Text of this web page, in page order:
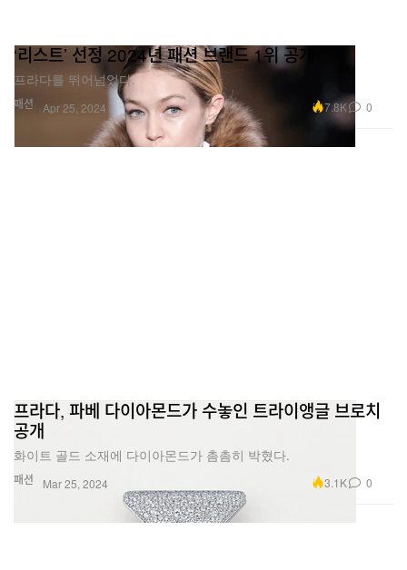
패션
‘리스트’ 선정 2024년 패션 브랜드 1위 공개
프라다를 뛰어넘었다.
Apr 25, 2024 7.8K 0
패션
프라다, 파베 다이아몬드가 수놓인 트라이앵글 브로치
공개
화이트 골드 소재에 다이아몬드가 촘촘히 박혔다.
Mar 25, 2024 3.1K 0